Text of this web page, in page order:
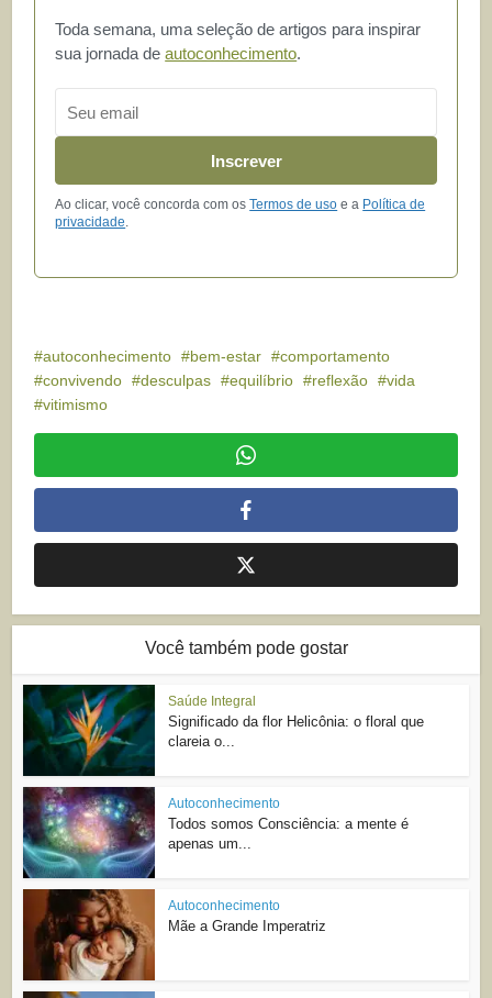
Toda semana, uma seleção de artigos para inspirar
sua jornada deautoconhecimento.
Inscrever
Ao clicar, você concorda com osTermos de uso e a Política de
privacidade.
autoconhecimento bem-estar
comportamento
convivendo
desculpas equilíbrio reflexão
vida
vitimismo
Você também pode gostar
Saúde Integral
Significado da flor Helicônia: o floral que
clareia o...
Autoconhecimento
Todos somos Consciência: a mente é
apenas um...
Autoconhecimento
Mãe a Grande Imperatriz